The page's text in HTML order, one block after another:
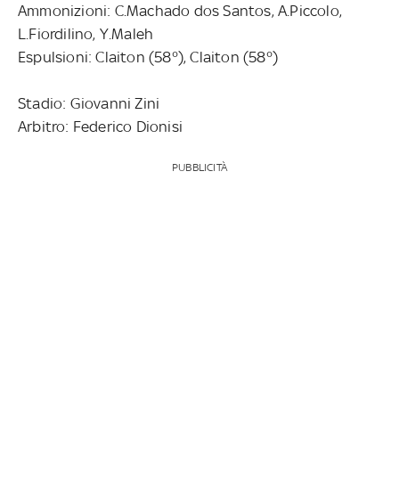
Ammonizioni: C.Machado dos Santos, A.Piccolo,
L.Fiordilino, Y.Maleh
Espulsioni: Claiton (58°), Claiton (58°)
Stadio: Giovanni Zini
Arbitro: Federico Dionisi
PUBBLICITÀ